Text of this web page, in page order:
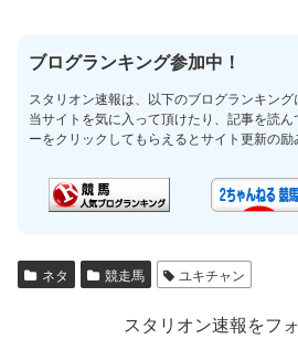
ブログランキング参加中！
スタリオン速報は、以下のブログランキング
当サイトを気に入って頂けたり、記事を読
ーをクリックしてもらえるとサイト更新の励
ネタ 競走馬 ユキチャン
スタリオン速報をフ